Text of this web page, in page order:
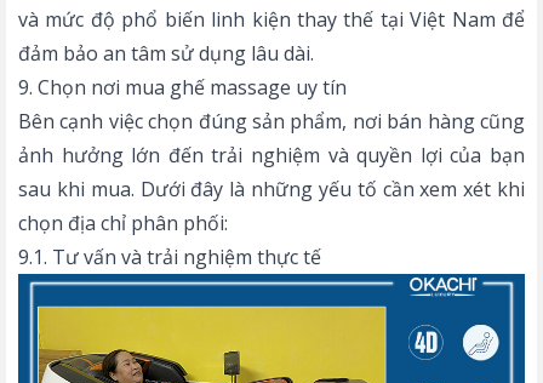
và mức độ phổ biến linh kiện thay thế tại Việt Nam để
đảm bảo an tâm sử dụng lâu dài.
9. Chọn nơi mua ghế massage uy tín
Bên cạnh việc chọn đúng sản phẩm, nơi bán hàng cũng
ảnh hưởng lớn đến trải nghiệm và quyền lợi của bạn
sau khi mua. Dưới đây là những yếu tố cần xem xét khi
chọn địa chỉ phân phối:
9.1. Tư vấn và trải nghiệm thực tế